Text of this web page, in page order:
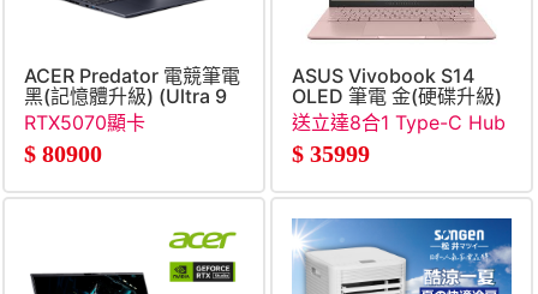
ACER Predator 電競筆電
黑(記憶體升級) (Ultra 9
RTX5070顯卡
$ 80900
ASUS Vivobook S14
OLED 筆電 金(硬碟升級)
(Ultra 5-
125H&#47;16G&#47;2T
SSD&#47;W11)
送立達8合1 Type-C Hub
集線器+送PC-cillin三年
$ 35999